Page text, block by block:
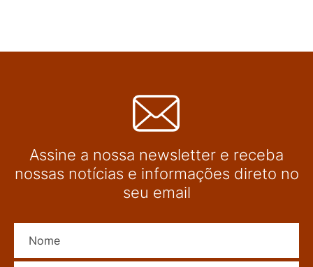
Assine a nossa newsletter e receba
nossas notícias e informações direto no
seu email